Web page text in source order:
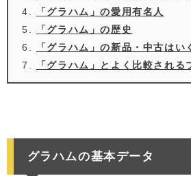
「グラハム」の愛用有名人
「グラハム」の歴史
「グラハム」の新品・中古はい
「グラハム」とよく比較される
グラハムの基本データ